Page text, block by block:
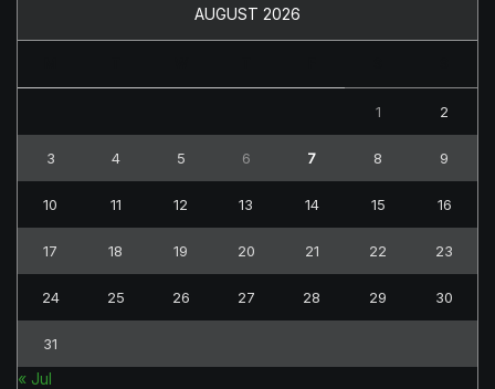
AUGUST 2026
1 2
3 4 5 6 7 8 9
10 11 12 13 14 15 16
17 18 19 20 21 22 23
24 25 26 27 28 29 30
31
« Jul